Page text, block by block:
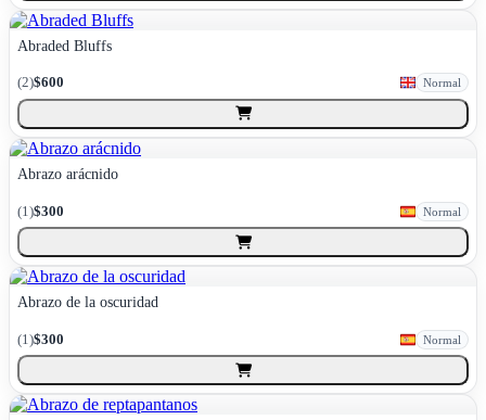
Abraded Bluffs
(2)$600 Normal
Abrazo arácnido
(1)$300 Normal
Abrazo de la oscuridad
(1)$300 Normal